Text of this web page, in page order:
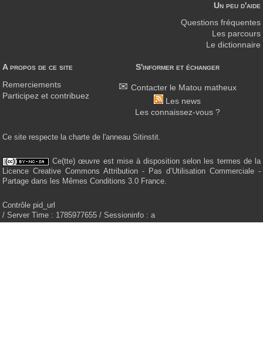
A propos de ce site
Remerciements
Participez et contribuez
S'informer et échanger
Contacter le Matou matheux
Les news
Les connaissez-vous ?
Un peu d'aide
Questions fréquentes
Les parcours
Le dictionnaire
Ce site respecte la charte de l'anneau Sitinstit.
Ce(tte) œuvre est mise à disposition selon les termes de la
Licence Creative Commons Attribution - Pas d’Utilisation Commerciale -
Partage dans les Mêmes Conditions 3.0 France.
Contrôle pid_url
/ Server Time : 1785977655 / Sessioninfo : a